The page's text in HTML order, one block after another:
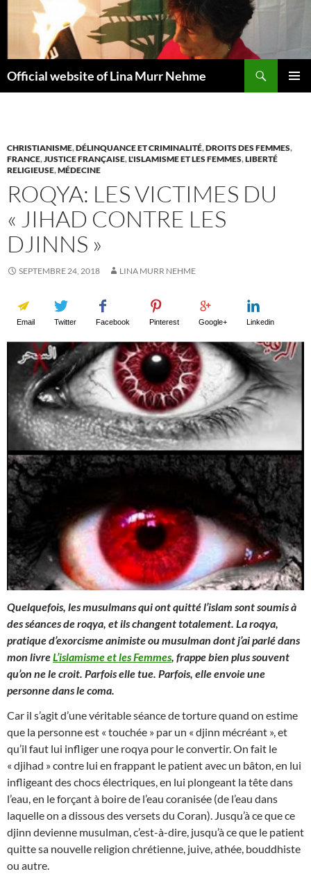
contenu
Official website of Lina Murr Nehme
CHRISTIANISME,DÉLINQUANCE ET CRIMINALITÉ,DROITS DES FEMMES,
FRANCE,JUSTICE FRANÇAISE,L'ISLAMISME ET LES FEMMES,LIBERTÉ
RELIGIEUSE,MÉDECINE
ROQYA: LES VICTIMES DU
« JIHAD CONTRE LES
DJINNS »
SEPTEMBRE 24, 2018 LINA MURR NEHME
Email Twitter Facebook Pinterest Google+ Linkedin
Quelquefois, les musulmans qui ont quitté l’islam sont soumis à
des séances de roqya, et ils changent totalement. La roqya,
pratique d’exorcisme animiste ou musulman dont j’ai parlé dans
mon livreL’islamisme et les Femmes, frappe bien plus souvent
qu’on ne le croit. Parfois elle tue. Parfois, elle envoie une
personne dans le coma.
Car il s’agit d’une véritable séance de torture quand on estime
que la personne est « touchée » par un « djinn mécréant », et
qu’il faut lui infliger une roqya pour le convertir. On fait le
« djihad » contre lui en frappant le patient avec un bâton, en lui
infligeant des chocs électriques, en lui plongeant la tête dans
l’eau, en le forçant à boire de l’eau coranisée (de l’eau dans
laquelle on a dissous des versets du Coran). Jusqu’à ce que ce
djinn devienne musulman, c’est-à-dire, jusqu’à ce que le patient
quitte sa nouvelle religion chrétienne, juive, athée, bouddhiste
ou autre.